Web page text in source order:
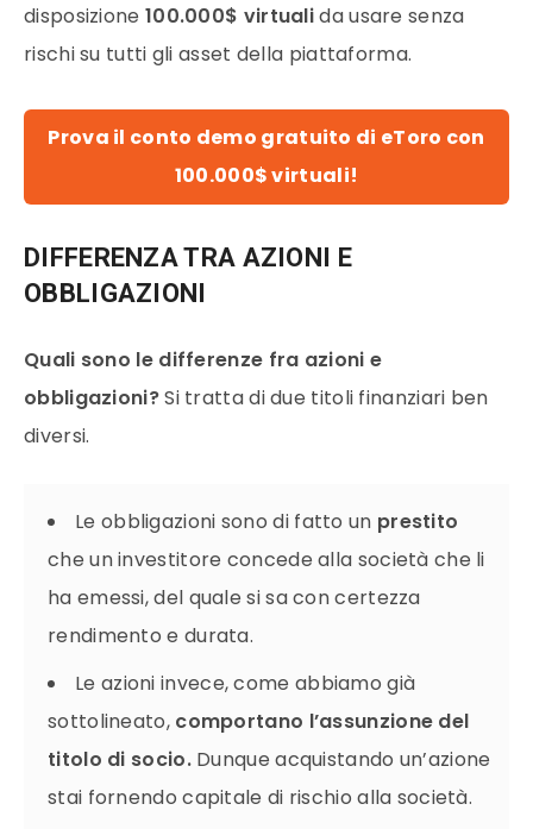
disposizione 100.000$ virtualida usare senza
rischi su tutti gli asset della piattaforma.
Prova il conto demo gratuito di eToro con
100.000$ virtuali!
DIFFERENZA TRA AZIONI E
OBBLIGAZIONI
Quali sono le differenze fra azioni e
obbligazioni?Si tratta di due titoli finanziari ben
diversi.
Le obbligazioni sono di fatto un prestito
che un investitore concede alla società che li
ha emessi, del quale si sa con certezza
rendimento e durata.
Le azioni invece, come abbiamo già
sottolineato, comportano l’assunzione del
titolo di socio.Dunque acquistando un’azione
stai fornendo capitale di rischio alla società.